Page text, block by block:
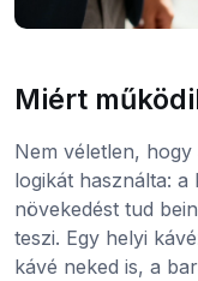
Miért
Nem véletlen,
logikát használta: a
növekedést tud
teszi. Egy helyi
kávé neked is, a